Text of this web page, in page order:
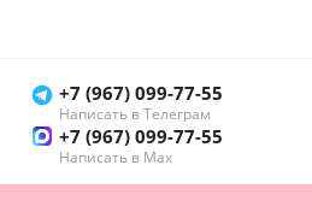
+7 (967) 099-77-55
Написать в Телеграм
+7 (967) 099-77-55
Написать в Мах